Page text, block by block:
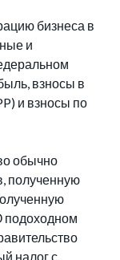
бизнеса в
и
взносы в
и взносы по
обычно
полученную
подоходном
налог с